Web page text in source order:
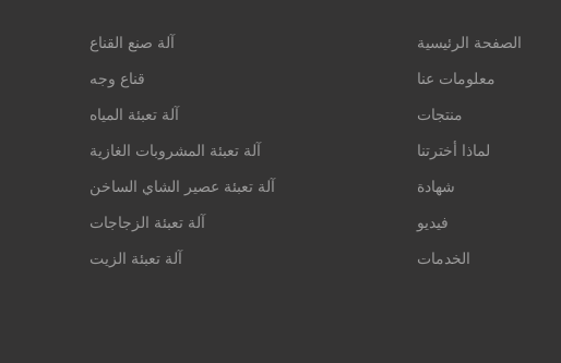
آلة صنع القناع
قناع وجه
آلة تعبئة المياه
آلة تعبئة المشروبات الغازية
آلة تعبئة عصير الشاي الساخن
آلة تعبئة الزجاجات
آلة تعبئة الزيت
الصفحة الرئيسية
معلومات عنا
منتجات
لماذا أخترتنا
شهادة
فيديو
الخدمات